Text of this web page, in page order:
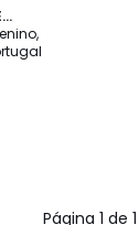
Página 1 de 1